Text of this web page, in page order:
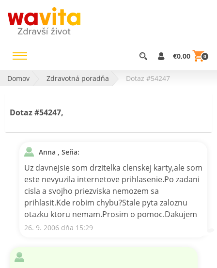
€0,00 0
Domov Zdravotná poradňa Dotaz #54247
Dotaz #54247,
Anna , Seňa:
Uz davnejsie som drzitelka clenskej karty,ale som
este nevyuzila internetove prihlasenie.Po zadani
cisla a svojho priezviska nemozem sa
prihlasit.Kde robim chybu?Stale pyta zaloznu
otazku ktoru nemam.Prosim o pomoc.Dakujem
26. 9. 2006 dňa 15:29